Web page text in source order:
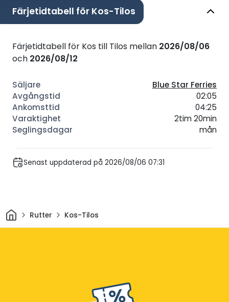
Färjetidtabell för Kos-Tilos
Färjetidtabell för Kos till Tilos mellan 2026/08/06
och 2026/08/12
Blue Star Ferries
02:05
04:25
2tim 20min
mån
Senast uppdaterad på 2026/08/06 07:31
HemRutter Kos-Tilos